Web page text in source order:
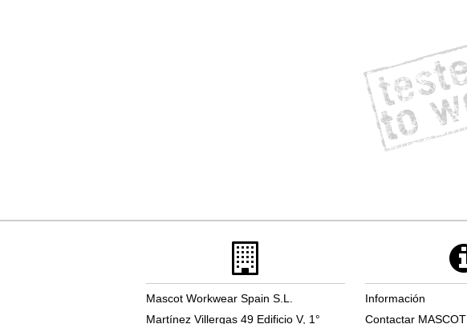
Mascot Workwear Spain S.L.
Martínez Villergas 49 Edificio V, 1°
Información
Contactar MASCOT